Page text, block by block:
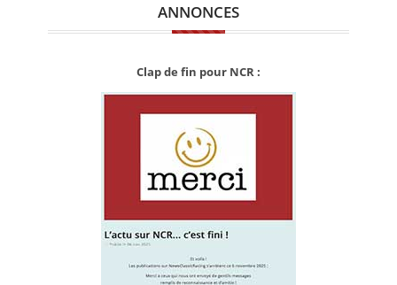
ANNONCES
Clap de fin pour NCR :